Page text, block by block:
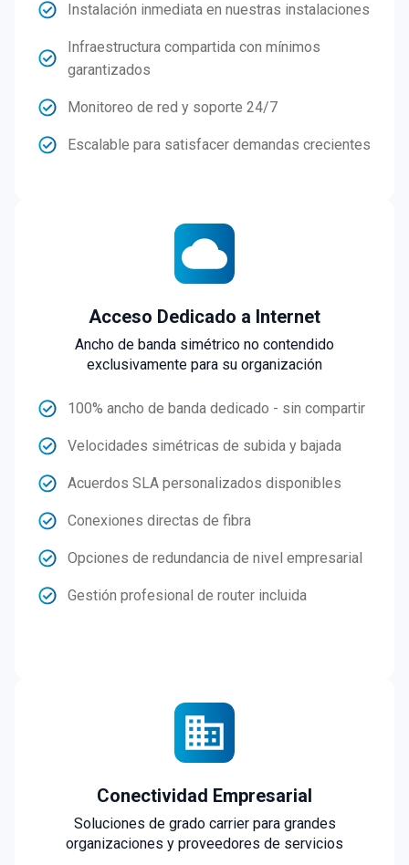
Instalación inmediata en nuestras instalaciones
Infraestructura compartida con mínimos
garantizados
Monitoreo de red y soporte 24/7
Escalable para satisfacer demandas crecientes
Acceso Dedicado a Internet
Ancho de banda simétrico no contendido
exclusivamente para su organización
100% ancho de banda dedicado - sin compartir
Velocidades simétricas de subida y bajada
Acuerdos SLA personalizados disponibles
Conexiones directas de fibra
Opciones de redundancia de nivel empresarial
Gestión profesional de router incluida
Conectividad Empresarial
Soluciones de grado carrier para grandes
organizaciones y proveedores de servicios